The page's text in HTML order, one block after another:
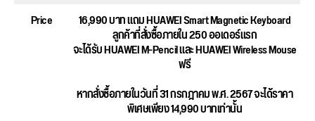
Price
16,990 บาท แถม HUAWEI Smart Magnetic Keyboard
ลูกค้าที่สั่งซื้อภายใน 250 ออเดอร์แรก
จะได้รับ HUAWEI M-Pencil และ HUAWEI Wireless Mouse
ฟรี
หากสั่งซื้อภายในวันที่ 31 กรกฎาคม พ.ศ. 2567 จะได้ราคา
พิเศษเพียง 14,990 บาทเท่านั้น